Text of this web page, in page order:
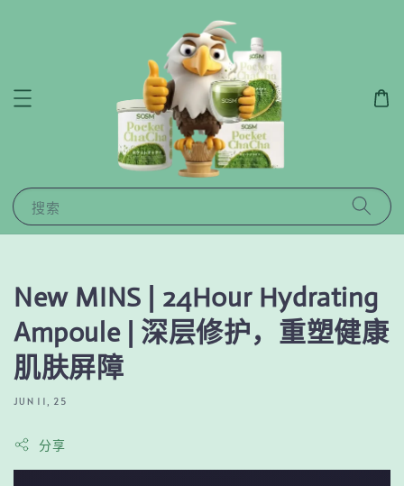
搜索
New MINS | 24Hour Hydrating
Ampoule | 深层修护，重塑健康
肌肤屏障
JUN 11, 25
分享